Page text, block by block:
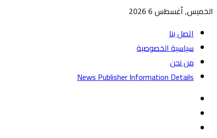
الخميس, أغسطس 6 2026
اتصل بنا
سياسية الخصوصية
من نحن
News Publisher Information Details